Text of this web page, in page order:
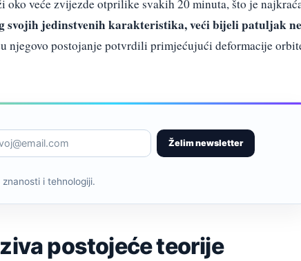
oko veće zvijezde otprilike svakih 20 minuta, što je
svojih jedinstvenih karakteristika, veći bijeli patuljak ne
njegovo postojanje potvrdili primjećujući deformacije
Želim newsletter
i tehnologiji.
postojeće teorije